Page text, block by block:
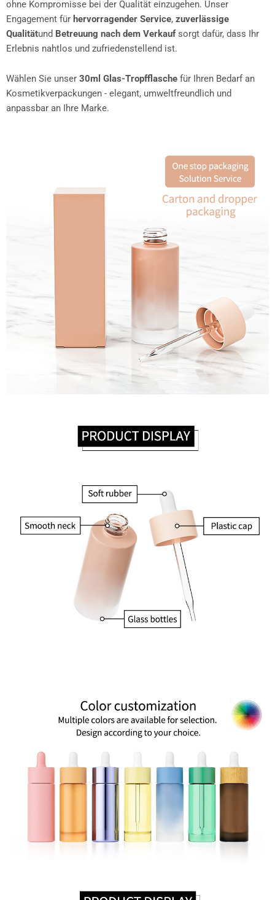
ohne Kompromisse bei der Qualität einzugehen. Unser
Engagement für hervorragender Service, zuverlässige
Qualitätund Betreuung nach dem Verkaufsorgt dafür, dass Ihr
Erlebnis nahtlos und zufriedenstellend ist.
Wählen Sie unser 30ml Glas-Tropfflasche für Ihren Bedarf an
Kosmetikverpackungen - elegant, umweltfreundlich und
anpassbar an Ihre Marke.